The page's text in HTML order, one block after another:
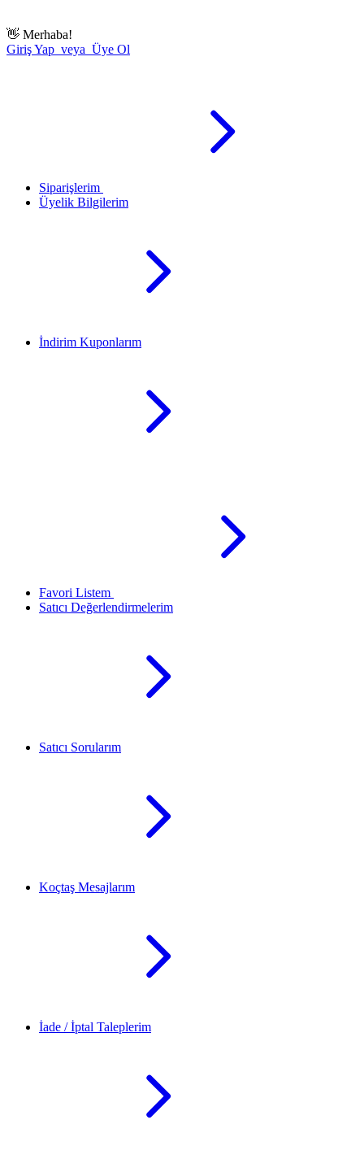
👋 Merhaba!
Giriş Yap veya Üye Ol
Siparişlerim
Üyelik Bilgilerim
İndirim Kuponlarım
Favori Listem
Satıcı Değerlendirmelerim
Satıcı Sorularım
Koçtaş Mesajlarım
İade / İptal Taleplerim